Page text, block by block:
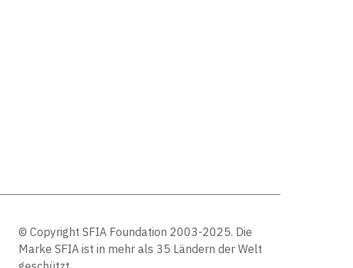
© Copyright SFIA Foundation 2003-2025. Die
Marke SFIA ist in mehr als 35 Ländern der Welt